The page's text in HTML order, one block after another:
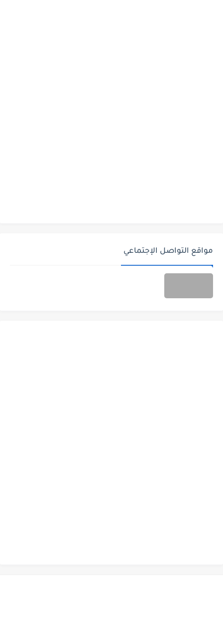
مواقع التواصل الإجتماعي